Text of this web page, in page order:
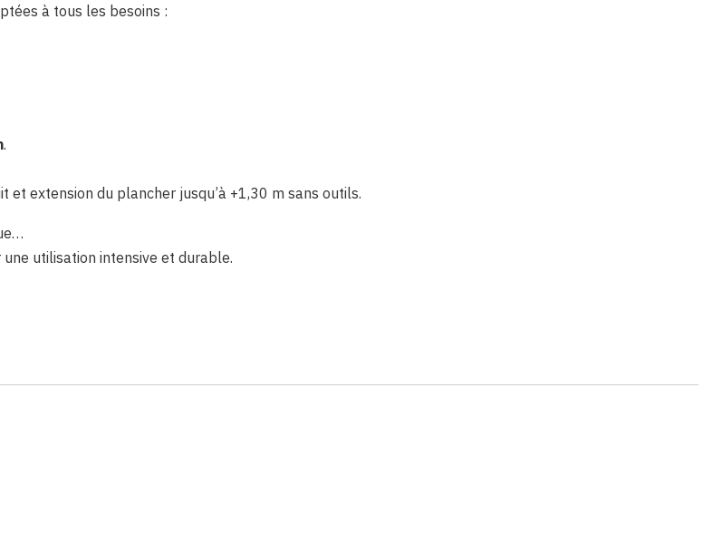
à tous les besoins :
.
et extension du plancher jusqu’à +1,30 m sans outils.
une utilisation intensive et durable.